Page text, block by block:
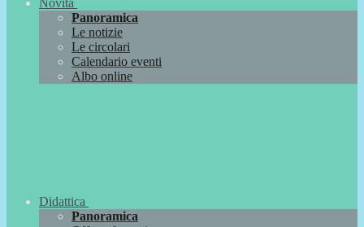
Novità
Panoramica
Le notizie
Le circolari
Calendario eventi
Albo online
Didattica
Panoramica